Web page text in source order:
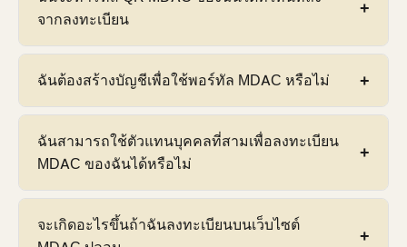
เข้าเมืองจะสแกนที่จุดตรวจคนเข้าเมืองของมาเลเซีย
— ทั้งโดยเครื่องสแกนแบบพกพาและระบบ autogate
บนหน้าจอโทรศัพท์ของคุณที่จุดตรวจคนเข้าเมืองของ
ยอมรับการพิมพ์ด้วยเช่นกัน บันทึกภาพหน้าจอลงใน
ม้วนฟิล์มของคุณทันทีหลังจากการลงทะเบียน เพื่อให้
ยังคงเข้าถึงได้โดยไม่ต้องเชื่อมต่ออินเทอร์เน็ตที่สนาม
จากลงทะเบียน
รหัส QR MDACของคุณจะปรากฏบนหน้าการยืนยัน
นอกจากนี้ยังส่งไปยังที่อยู่อีเมลที่คุณให้ไว้ระหว่างการ
ลงทะเบียนเป็นไฟล์ PDF ที่ดาวน์โหลดได้ หากคุณไม่
พบอีเมลยืนยัน ให้ตรวจสอบโฟลเดอร์สแปมของคุณ
คุณยังสามารถเข้าสู่ระบบแดชบอร์ดพอร์ทัล MDAC
เพื่อดาวน์โหลดรหัส QR ของคุณอีกครั้งได้ตลอดเวลา
ก่อนการเดินทาง
ฉันต้องสร้างบัญชีเพื่อใช้พอร์ทัล MDAC หรือไม่
พอร์ทัล MDAC กำหนดให้คุณลงทะเบียนบัญชีฟรี
ที่อยู่อีเมลของคุณก่อนส่งแบบฟอร์ม อย่างไรก็ตาม
ส่วนใหญ่ใช้เพื่อส่งรหัส QR ของคุณทางอีเมล และ
อนุญาตให้คุณดาวน์โหลดการยืนยันของคุณจากแดช
ฉันสามารถใช้ตัวแทนบุคคลที่สามเพื่อลงทะเบียน
MDAC ของฉันได้หรือไม่
คุณทำได้ แต่ไม่จำเป็นและอาจมีความเสี่ยง
MDAC อย่างเป็นทางการได้รับการออกแบบมาเพื่อ
จะเกิดอะไรขึ้นถ้าฉันลงทะเบียนบนเว็บไซต์